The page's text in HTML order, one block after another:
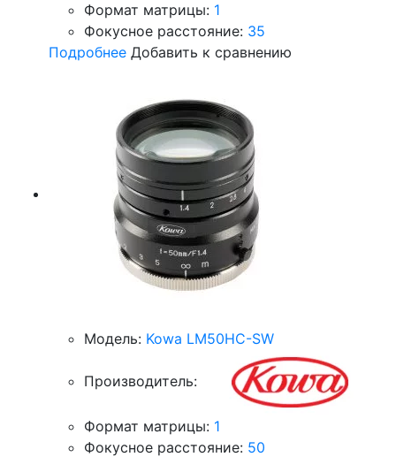
Формат матрицы: 1
Фокусное расстояние: 35
Подробнее Добавить к сравнению
Модель: Kowa LM50HC-SW
Производитель:
Формат матрицы: 1
Фокусное расстояние: 50